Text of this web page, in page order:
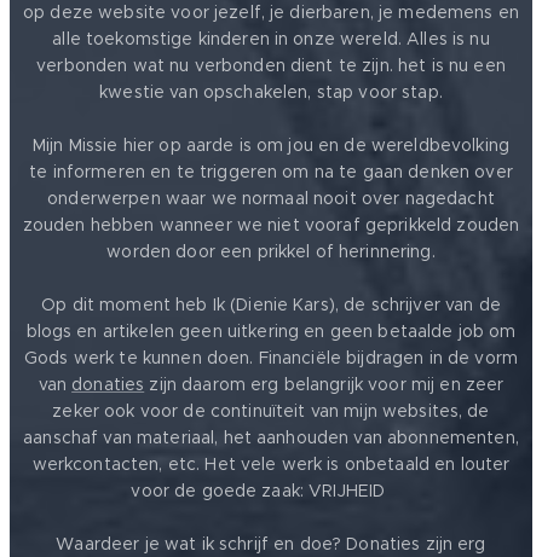
op deze website voor jezelf, je dierbaren, je medemens en
alle toekomstige kinderen in onze wereld. Alles is nu
verbonden wat nu verbonden dient te zijn. het is nu een
kwestie van opschakelen, stap voor stap.
Mijn Missie hier op aarde is om jou en de wereldbevolking
te informeren en te triggeren om na te gaan denken over
onderwerpen waar we normaal nooit over nagedacht
zouden hebben wanneer we niet vooraf geprikkeld zouden
worden door een prikkel of herinnering.
Op dit moment heb Ik (Dienie Kars), de schrijver van de
blogs en artikelen geen uitkering en geen betaalde job om
Gods werk te kunnen doen. Financiële bijdragen in de vorm
van donaties zijn daarom erg belangrijk voor mij en zeer
zeker ook voor de continuïteit van mijn websites, de
aanschaf van materiaal, het aanhouden van abonnementen,
werkcontacten, etc. Het vele werk is onbetaald en louter
voor de goede zaak: VRIJHEID ❤️
Waardeer je wat ik schrijf en doe? Donaties zijn erg